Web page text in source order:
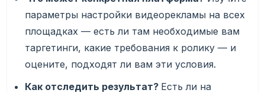
параметры настройки видеорекламы на всех
площадках — есть ли там необходимые вам
таргетинги, какие требования к ролику — и
оцените, подходят ли вам эти условия.
Как отследить результат? Есть ли на